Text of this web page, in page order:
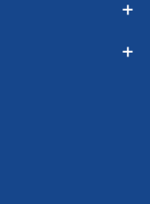
phụ không?
dược tự nhiên, an
có bệnh lý nền